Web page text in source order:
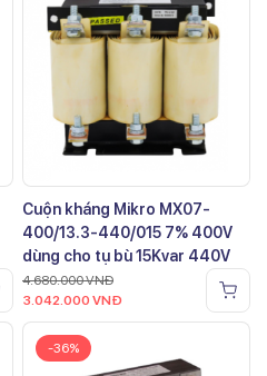
Cuộn kháng Mikro MX07-
400/13.3-440/015 7% 400V
dùng cho tụ bù 15Kvar 440V
4.680.000VNĐ
3.042.000 VNĐ
-36%